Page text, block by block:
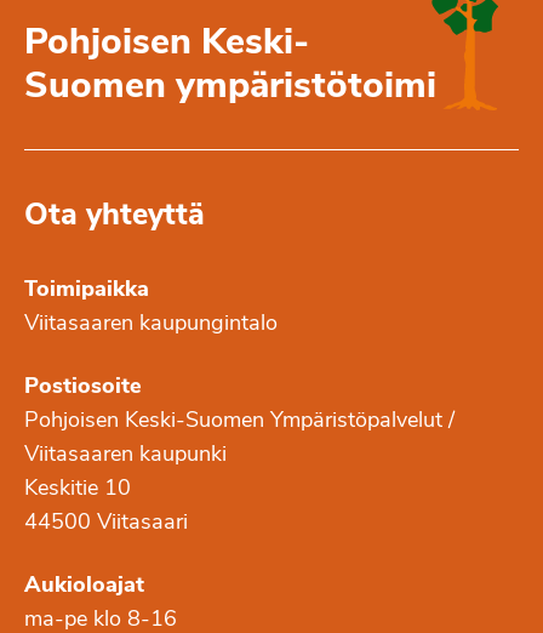
Pohjoisen Keski-
Suomen ympäristötoimi
Ota yhteyttä
Toimipaikka
Viitasaaren kaupungintalo
Postiosoite
Pohjoisen Keski-Suomen Ympäristöpalvelut /
Viitasaaren kaupunki
Keskitie 10
44500 Viitasaari
Aukioloajat
ma-pe klo 8-16